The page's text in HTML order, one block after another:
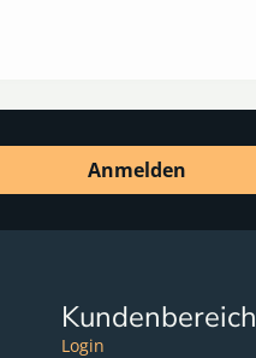
Anmelden
Kundenbereich
Login